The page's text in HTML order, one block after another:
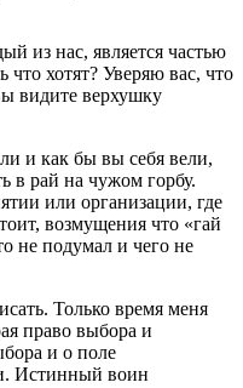
из нас, является частью
хотят? Уверяю вас, что
видите верхушку
и как бы вы себя вели,
в рай на чужом горбу.
или организации, где
возмущения что «гай
не подумал и чего не
Только время меня
право выбора и
и о поле
Истинный воин